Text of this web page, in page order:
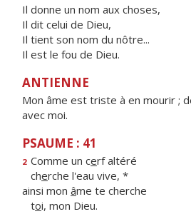
Il donne un nom aux choses,
Il dit celui de Dieu,
Il tient son nom du nôtre...
Il est le fou de Dieu.
ANTIENNE
Mon âme est triste à en mourir ;
avec moi.
PSAUME : 41
2 Comme un cerf altéré
cherche l'eau vive, *
ainsi mon âme te cherche
toi, mon Dieu.